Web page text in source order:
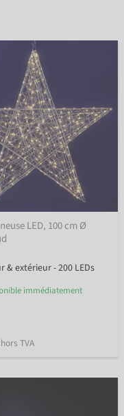
LED, 100 cm Ø
& extérieur - 200 LEDs
immédiatement
TVA